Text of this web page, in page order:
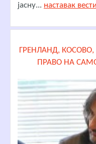
јасну... наставак
ГРЕНЛАНД,
ПРАВО НА